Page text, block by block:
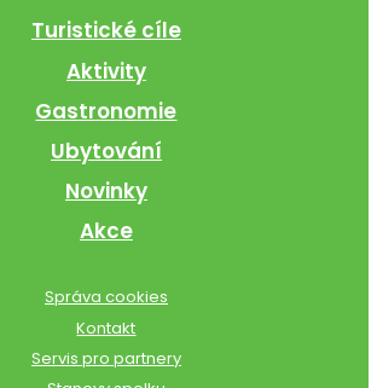
Turistické cíle
Aktivity
Gastronomie
Ubytování
Novinky
Akce
Správa cookies
Kontakt
Servis pro partnery